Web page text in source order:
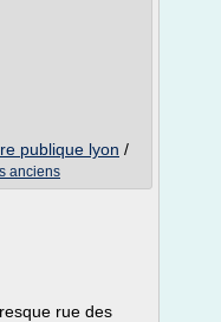
publique lyon /
anciens
rue des